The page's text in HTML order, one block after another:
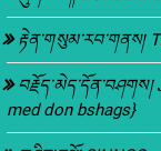
རྟེན་གསུམ་རབ་གནས།
བརྗོད་མེད་དོན་བཤགས།
med don bshags}